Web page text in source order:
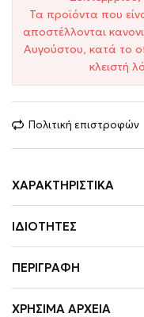
Τα προϊόντα που
αποστέλλονται
Αυγούστου, κατά το
κλειστή
Πολιτική επιστροφών
ΧΑΡΑΚΤΗΡΙΣΤΙΚΆ
ΙΔΙΌΤΗΤΕΣ
ΠΕΡΙΓΡΑΦΉ
ΧΡΉΣΙΜΑ ΑΡΧΕΊΑ